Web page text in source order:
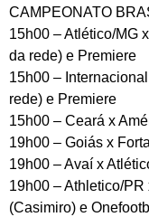
CAMPEONATO
15h00 – Atlético/MG
da rede) e Premiere
15h00 –
rede) e Premiere
15h00 – Ceará x
19h00 – Goiás x
19h00 – Avaí x
19h00 – Athletico/
(Casimiro) e